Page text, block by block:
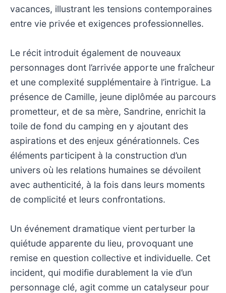
vacances, illustrant les tensions contemporaines
entre vie privée et exigences professionnelles.
Le récit introduit également de nouveaux
personnages dont l’arrivée apporte une fraîcheur
et une complexité supplémentaire à l’intrigue. La
présence de Camille, jeune diplômée au parcours
prometteur, et de sa mère, Sandrine, enrichit la
toile de fond du camping en y ajoutant des
aspirations et des enjeux générationnels. Ces
éléments participent à la construction d’un
univers où les relations humaines se dévoilent
avec authenticité, à la fois dans leurs moments
de complicité et leurs confrontations.
Un événement dramatique vient perturber la
quiétude apparente du lieu, provoquant une
remise en question collective et individuelle. Cet
incident, qui modifie durablement la vie d’un
personnage clé, agit comme un catalyseur pour